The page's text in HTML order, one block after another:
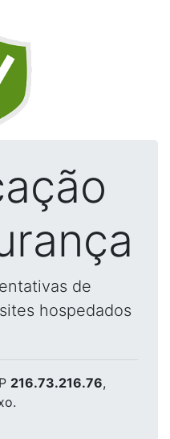
de
hospedados
216.73.216.76,